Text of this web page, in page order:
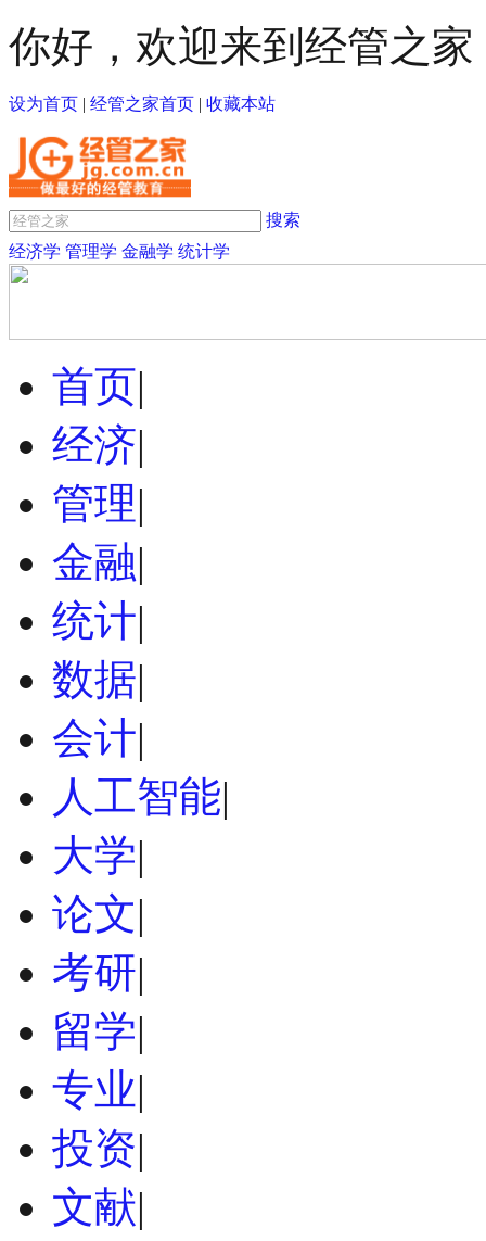
你好，欢迎来到经管之家
设为首页 | 经管之家首页 | 收藏本站
搜索
经济学 管理学 金融学 统计学
首页|
经济|
管理|
金融|
统计|
数据|
会计|
人工智能|
大学|
论文|
考研|
留学|
专业|
投资|
文献|